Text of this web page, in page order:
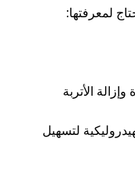
لمعرفتها:
الأتربة
لتسهيل